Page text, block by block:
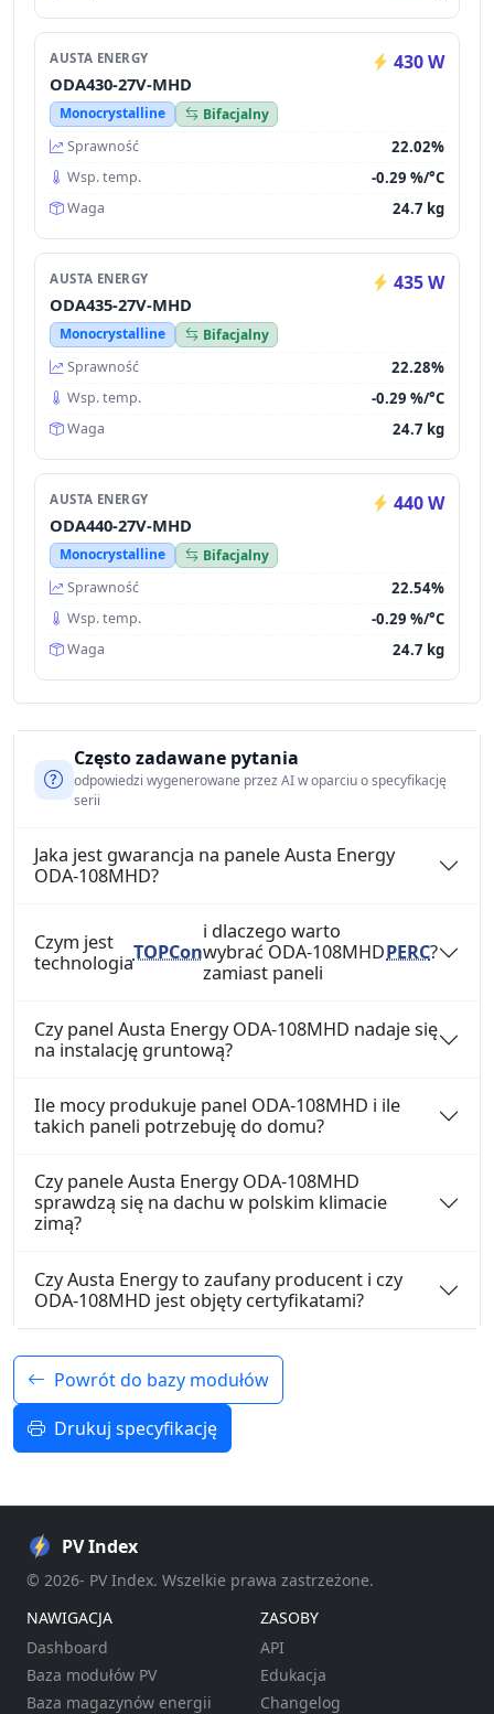
AUSTA ENERGY 430 W
ODA430-27V-MHD
Monocrystalline
Bifacjalny
Sprawność
22.02%
Wsp. temp. -0.29 %/°C
Waga 24.7 kg
AUSTA ENERGY 435 W
ODA435-27V-MHD
Monocrystalline
Bifacjalny
Sprawność
22.28%
Wsp. temp. -0.29 %/°C
Waga 24.7 kg
AUSTA ENERGY 440 W
ODA440-27V-MHD
Monocrystalline
Bifacjalny
Sprawność
22.54%
Wsp. temp. -0.29 %/°C
Waga 24.7 kg
Często zadawane pytania
odpowiedzi wygenerowane przez AI w oparciu o specyfikację
serii
Jaka jest gwarancja na panele Austa Energy
ODA-108MHD?
Czym jest
technologiaTOPCon
i dlaczego warto
wybrać ODA-108MHD
zamiast paneli
PERC?
Czy panel Austa Energy ODA-108MHD nadaje się
na instalację gruntową?
Ile mocy produkuje panel ODA-108MHD i ile
takich paneli potrzebuję do domu?
Czy panele Austa Energy ODA-108MHD
sprawdzą się na dachu w polskim klimacie
zimą?
Czy Austa Energy to zaufany producent i czy
ODA-108MHD jest objęty certyfikatami?
Powrót do bazy modułów
Drukuj specyfikację
PV Index
© 2026- PV Index. Wszelkie prawa zastrzeżone.
NAWIGACJA
Dashboard
Baza modułów PV
Baza magazynów energii
ZASOBY
API
Edukacja
Changelog